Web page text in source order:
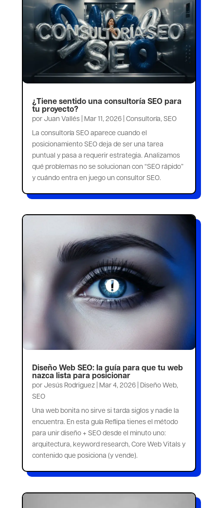
¿Tiene sentido una consultoría SEO para
tu proyecto?
por Juan Vallés| Mar 11, 2026| Consultoría, SEO
La consultoría SEO aparece cuando el
posicionamiento SEO deja de ser una tarea
puntual y pasa a requerir estrategia. Analizamos
qué problemas no se solucionan con “SEO rápido”
y cuándo entra en juego un consultor SEO.
Diseño Web SEO: la guía para que tu web
nazca lista para posicionar
por Jesús Rodriguez| Mar 4, 2026| Diseño Web,
SEO
Una web bonita no sirve si tarda siglos y nadie la
encuentra. En esta guía Reflipa tienes el método
para unir diseño + SEO desde el minuto uno:
arquitectura, keyword research, Core Web Vitals y
contenido que posiciona (y vende).